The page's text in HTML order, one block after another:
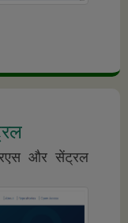
और सेंट्रल